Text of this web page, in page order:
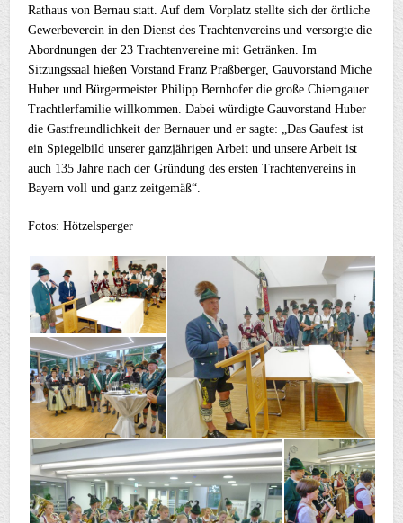
Rathaus von Bernau statt. Auf dem Vorplatz stellte sich der örtliche
Gewerbeverein in den Dienst des Trachtenvereins und versorgte die
Abordnungen der 23 Trachtenvereine mit Getränken. Im
Sitzungssaal hießen Vorstand Franz Praßberger, Gauvorstand Miche
Huber und Bürgermeister Philipp Bernhofer die große Chiemgauer
Trachtlerfamilie willkommen. Dabei würdigte Gauvorstand Huber
die Gastfreundlichkeit der Bernauer und er sagte: „Das Gaufest ist
ein Spiegelbild unserer ganzjährigen Arbeit und unsere Arbeit ist
auch 135 Jahre nach der Gründung des ersten Trachtenvereins in
Bayern voll und ganz zeitgemäß“.
Fotos: Hötzelsperger